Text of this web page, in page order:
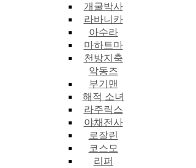
개굴박사
라바니카
아수라
마하트마
천방지축
악동즈
부기맨
해적 소녀
라주릭스
야채전사
로잘린
코스모
리퍼